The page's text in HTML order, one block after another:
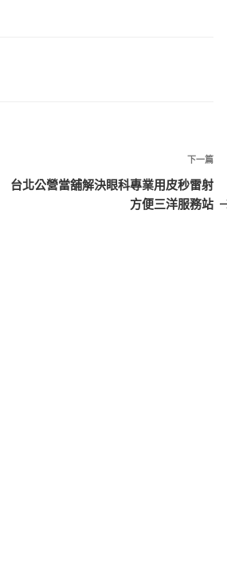
下
一
篇
下一篇
台北公營當舖解決眼科專業用皮秒雷射
方便三洋服務站